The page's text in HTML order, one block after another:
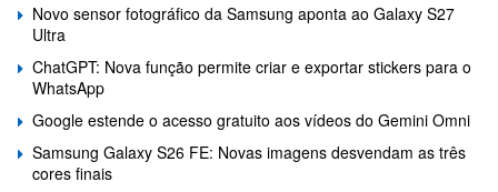
Novo sensor fotográfico da Samsung aponta ao Galaxy S27
Ultra
ChatGPT: Nova função permite criar e exportar stickers para o
WhatsApp
Google estende o acesso gratuito aos vídeos do Gemini Omni
Samsung Galaxy S26 FE: Novas imagens desvendam as três
cores finais